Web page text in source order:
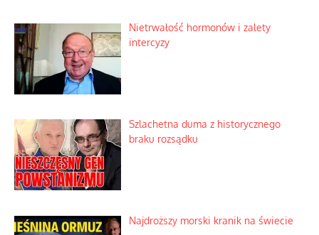
Nietrwałość hormonów i zalety
intercyzy
Szlachetna duma z historycznego
braku rozsądku
Najdroższy morski kranik na świecie